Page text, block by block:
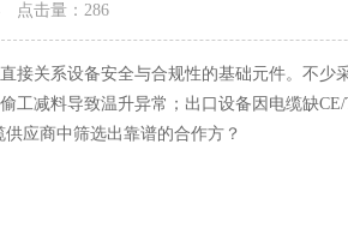
点击量： 286
关系设备安全与合规性的基础元件。不少
工减料导致温升异常；出口设备因电缆缺
应商中筛选出靠谱的合作方？